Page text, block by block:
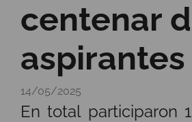
centenar
aspirantes
14/05/2025
En total participaron